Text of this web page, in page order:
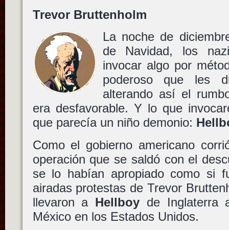
Trevor Bruttenholm
La noche de
de Navidad, los
invocar algo por
poderoso que les
alterando así el
era desfavorable. Y lo que
que parecía un niño demonio:
Como el gobierno americano
operación que se saldó con el
se lo habían apropiado como si
airadas protestas de Trevor
llevaron a Hellboy de Inglaterra
México en los Estados Unidos.